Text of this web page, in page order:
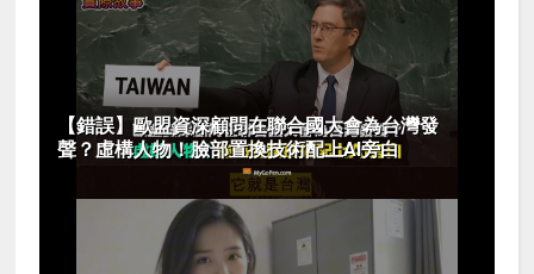
【錯誤】歐盟資深顧問在聯合國大會為台灣發
聲？虛構人物！臉部置換技術配上AI旁白